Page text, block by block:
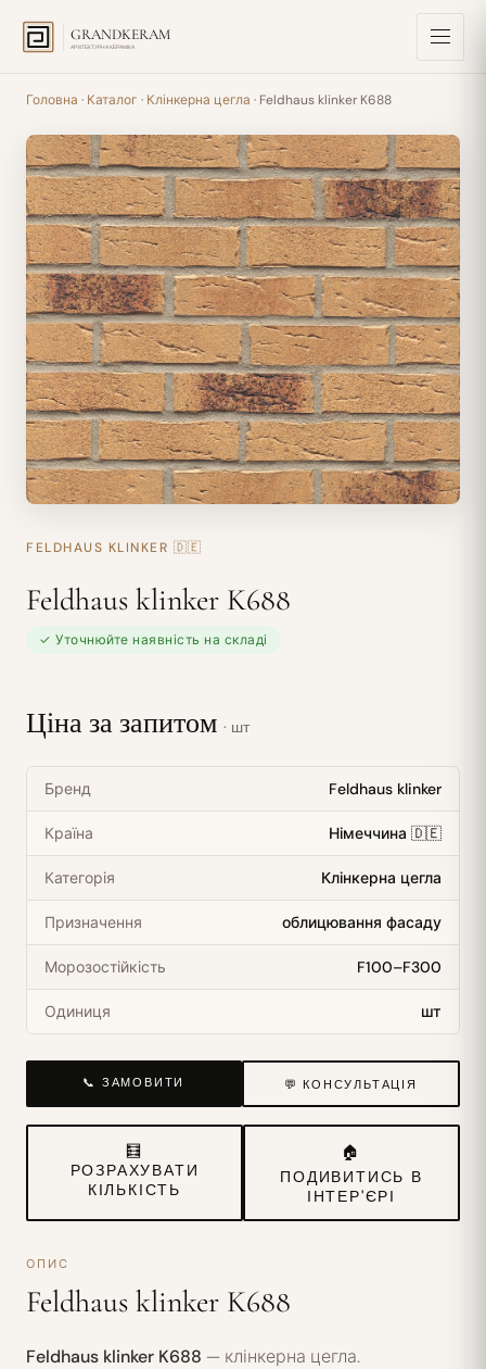
GRANDKERAM
АРХІТЕКТУРНА КЕРАМІКА
Головна · Каталог · Клінкерна цегла · Feldhaus klinker K688
FELDHAUS KLINKER 🇩🇪
Feldhaus klinker K688
✓ Уточнюйте наявність на складі
Ціна за запитом · шт
Бренд Feldhaus klinker
Країна Німеччина 🇩🇪
Категорія Клінкерна цегла
Призначення облицювання фасаду
Морозостійкість F100–F300
Одиниця шт
📞 ЗАМОВИТИ 💬 КОНСУЛЬТАЦІЯ
🧮
РОЗРАХУВАТИ
КІЛЬКІСТЬ
🏠
ПОДИВИТИСЬ В
ІНТЕР'ЄРІ
ОПИС
Feldhaus klinker K688
Feldhaus klinker K688 — клінкерна цегла.